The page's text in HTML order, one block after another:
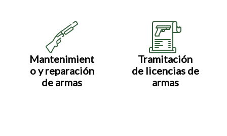
Mantenimient
o y reparación
de armas
Tramitación
de licencias de
armas